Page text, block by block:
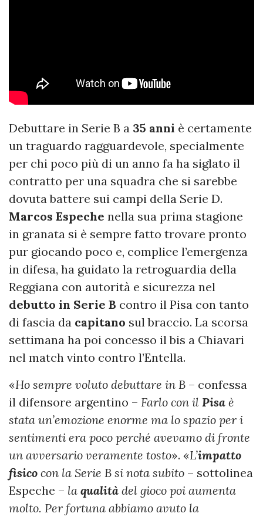
Debuttare in Serie B a 35 anni è certamente
un traguardo ragguardevole, specialmente
per chi poco più di un anno fa ha siglato il
contratto per una squadra che si sarebbe
dovuta battere sui campi della Serie D.
Marcos Espeche nella sua prima stagione
in granata si è sempre fatto trovare pronto
pur giocando poco e, complice l’emergenza
in difesa, ha guidato la retroguardia della
Reggiana con autorità e sicurezza nel
debutto in Serie B contro il Pisa con tanto
di fascia da capitano sul braccio. La scorsa
settimana ha poi concesso il bis a Chiavari
nel match vinto contro l’Entella.
«Ho sempre voluto debuttare in B – confessa
il difensore argentino – Farlo con il Pisa è
stata un’emozione enorme ma lo spazio per i
sentimenti era poco perché avevamo di fronte
un avversario veramente tosto». «L’impatto
fisico con la Serie B si nota subito – sottolinea
Espeche – la qualità del gioco poi aumenta
molto. Per fortuna abbiamo avuto la